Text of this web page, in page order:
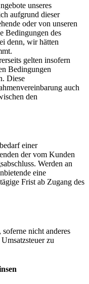
unseres
aufgrund dieser
oder von unseren
Bedingungen des
denn, wir hätten
gelten insofern
Bedingungen
Diese
auch
den
einer
der vom Kunden
Werden an
eine
Frist ab Zugang des
nicht anderes
zu